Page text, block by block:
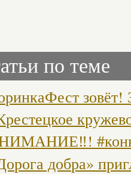
по теме
добра»